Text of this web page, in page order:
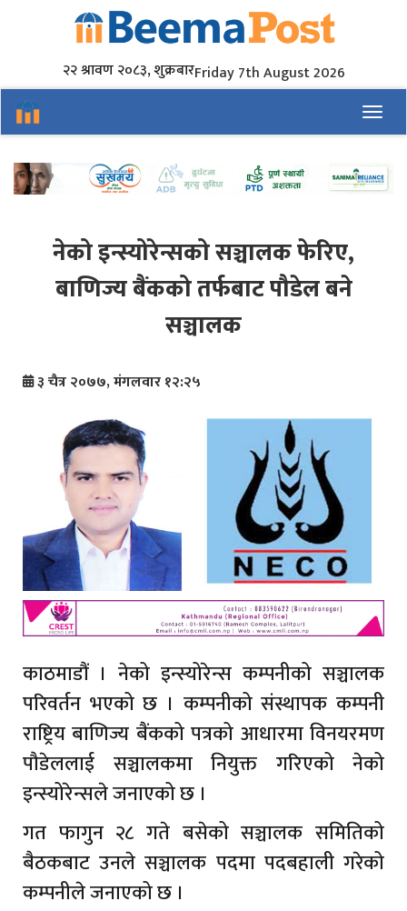
२२ श्रावण २०८३, शुक्रबारFriday 7th August 2026
नेको इन्स्योरेन्सको सञ्चालक फेरिए,
बाणिज्य बैंकको तर्फबाट पौडेल बने
सञ्चालक
३ चैत्र २०७७, मंगलवार १२:२५
काठमाडौं । नेको इन्स्योरेन्स कम्पनीको सञ्चालक
परिवर्तन भएको छ । कम्पनीको संस्थापक कम्पनी
राष्ट्रिय बाणिज्य बैंकको पत्रको आधारमा विनयरमण
पौडेललाई सञ्चालकमा नियुक्त गरिएको नेको
इन्स्योरेन्सले जनाएको छ ।
गत फागुन २८ गते बसेको सञ्चालक समितिको
बैठकबाट उनले सञ्चालक पदमा पदबहाली गरेको
कम्पनीले जनाएको छ ।